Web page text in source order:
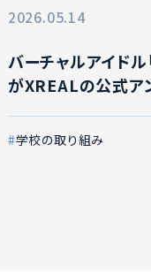
2026.05.14
バーチャルアイド
がXREALの公式ア
学校の取り組み